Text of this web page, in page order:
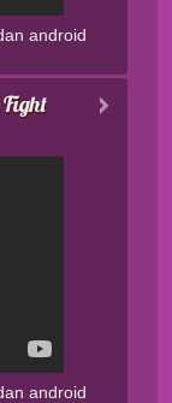
android
Fight
android